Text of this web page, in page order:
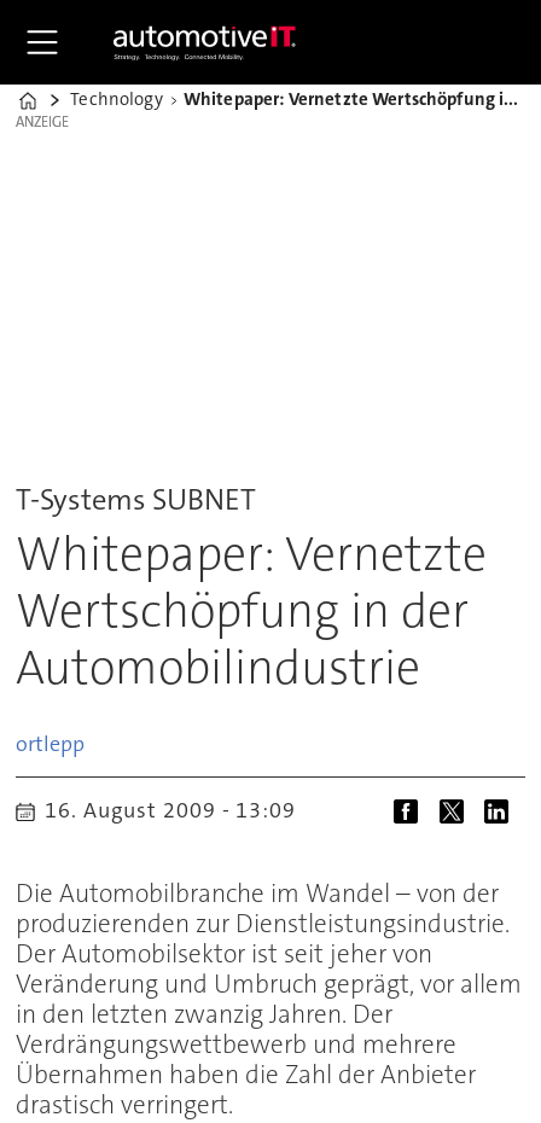
Home
Technology Whitepaper: Vernetzte Wertschöpfung in der Automobilindustrie
ANZEIGE
ANZEIGE
T-Systems SUBNET
Whitepaper: Vernetzte
Wertschöpfung in der
Automobilindustrie
ortlepp
16. August 2009 - 13:09
Die Automobilbranche im Wandel – von der
produzierenden zur Dienstleistungsindustrie.
Der Automobilsektor ist seit jeher von
Veränderung und Umbruch geprägt, vor allem
in den letzten zwanzig Jahren. Der
Verdrängungswettbewerb und mehrere
Übernahmen haben die Zahl der Anbieter
drastisch verringert.